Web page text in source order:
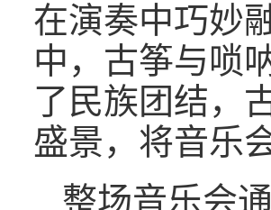
在演奏中巧妙
中，古筝与唢
了民族团结，
盛景，将音乐
整场音乐会